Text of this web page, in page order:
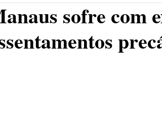
sofre com